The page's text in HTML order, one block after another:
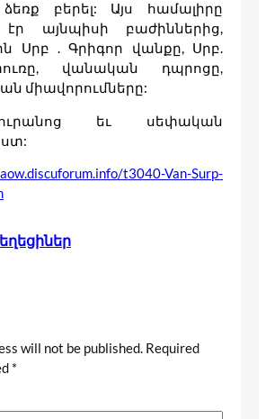
բերել: Այս համալիրը
այնպիսի բաժիններից,
Սրբ . Գրիգոր վանքը, Սրբ.
վանական դպրոցը,
միավորումները:
եւ սեփական
t3040-Van-Surp-
will not be published. Required
*